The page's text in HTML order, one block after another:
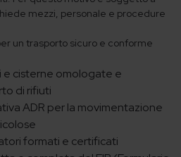
mezzi, personale e procedure
un trasporto sicuro e conforme
cisterne omologate e
di rifiuti
ADR per la movimentazione
formati e certificati